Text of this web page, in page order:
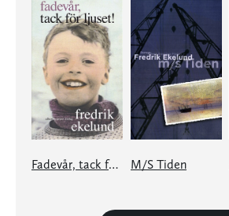
Fadevår, tack för ljuset! M/S Tiden